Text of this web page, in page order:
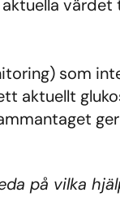
som
aktuellt
på vilka